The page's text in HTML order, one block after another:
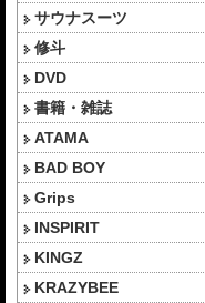
サウナスーツ
修斗
DVD
書籍・雑誌
ATAMA
BAD BOY
Grips
INSPIRIT
KINGZ
KRAZYBEE